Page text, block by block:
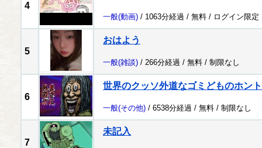
4
一般(動画) / 1063分経過 / 無料 / ログイン限定
5
おはよう
一般(雑談) / 266分経過 / 無料 / 制限なし
6
世界のクッソ外道なゴミどものホン
一般(その他) / 6538分経過 / 無料 / 制限なし
7
未記入